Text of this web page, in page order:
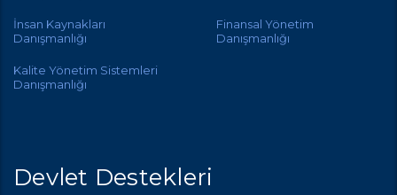
İnsan Kaynakları
Danışmanlığı
Finansal Yönetim
Danışmanlığı
Kalite Yönetim Sistemleri
Danışmanlığı
Devlet Destekleri